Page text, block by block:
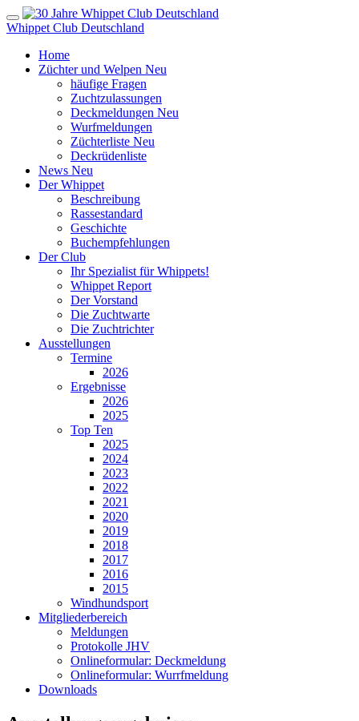
Whippet Club Deutschland
Home
Züchter und Welpen Neu
häufige Fragen
Zuchtzulassungen
Deckmeldungen Neu
Wurfmeldungen
Züchterliste Neu
Deckrüdenliste
News Neu
Der Whippet
Beschreibung
Rassestandard
Geschichte
Buchempfehlungen
Der Club
Ihr Spezialist für Whippets!
Whippet Report
Der Vorstand
Die Zuchtwarte
Die Zuchtrichter
Ausstellungen
Termine
2026
Ergebnisse
2026
2025
Top Ten
2025
2024
2023
2022
2021
2020
2019
2018
2017
2016
2015
Windhundsport
Mitgliederbereich
Meldungen
Protokolle JHV
Onlineformular: Deckmeldung
Onlineformular: Wurrfmeldung
Downloads